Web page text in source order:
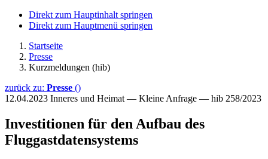
Direkt zum Hauptinhalt springen
Direkt zum Hauptmenü springen
Startseite
Presse
Kurzmeldungen (hib)
zurück zu: Presse ()
12.04.2023 Inneres und Heimat — Kleine Anfrage — hib 258/2023
Investitionen für den Aufbau des
Fluggastdatensystems